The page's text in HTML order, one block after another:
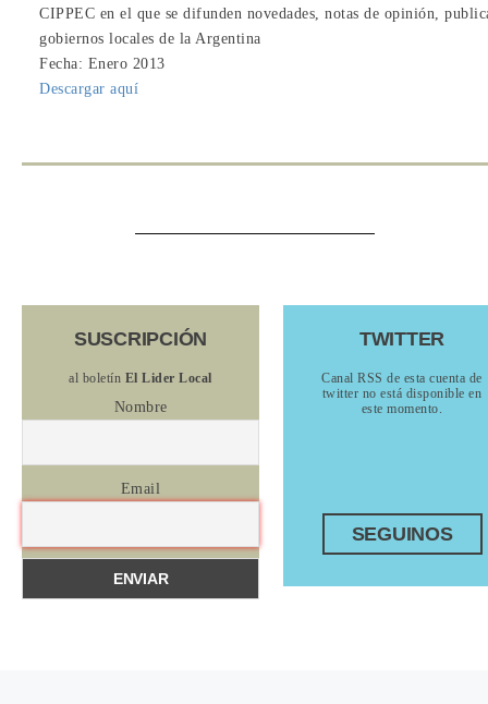
CIPPEC en el que se difunden novedades, notas de opinión,
gobiernos locales de la Argentina
Fecha: Enero 2013
Descargar aquí
SUSCRIPCIÓN
al boletín El Lider Local
Nombre
Email
TWITTER
Canal RSS de esta cuenta de
twitter no está disponible en
este momento.
SEGUINOS